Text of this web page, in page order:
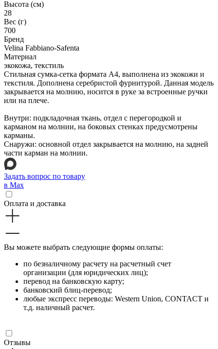
Высота (см)
28
Вес (г)
700
Бренд
Velina Fabbiano-Safenta
Материал
экокожа, текстиль
Стильная сумка-сетка формата А4, выполнена из экокожи и
текстиля. Дополнена серебристой фурнитурой. Данная модель
закрывается на молнию, носится в руке за встроенные ручки
или на плече.
Внутри: подкладочная ткань, отдел с перегородкой и
карманом на молнии, на боковых стенках предусмотрены
карманы.
Снаружи: основной отдел закрывается на молнию, на задней
части карман на молнии.
Задать вопрос по товару
в Max
Оплата и доставка
Вы можете выбрать следующие формы оплаты:
по безналичному расчету на расчетный счет
организации (для юридических лиц);
перевод на банковскую карту;
банковский блиц-перевод;
любые экспресс переводы: Western Union, CONTACT и
т.д. наличный расчет.
Отзывы